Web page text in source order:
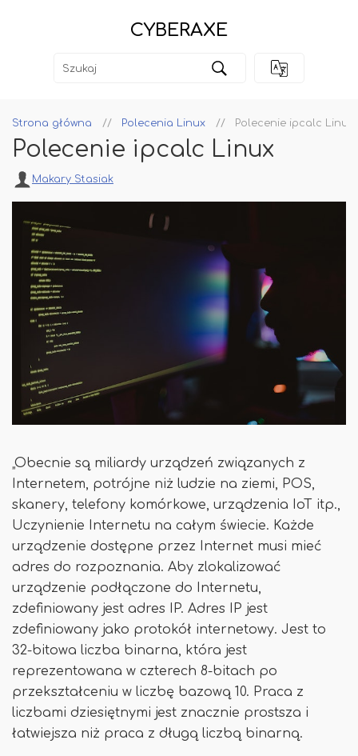
CYBERAXE
Strona główna Polecenia Linux Polecenie ipcalc Linux
Polecenie ipcalc Linux
Makary Stasiak
„Obecnie są miliardy urządzeń związanych z
Internetem, potrójne niż ludzie na ziemi, POS,
skanery, telefony komórkowe, urządzenia IoT itp.,
Uczynienie Internetu na całym świecie. Każde
urządzenie dostępne przez Internet musi mieć
adres do rozpoznania. Aby zlokalizować
urządzenie podłączone do Internetu,
zdefiniowany jest adres IP. Adres IP jest
zdefiniowany jako protokół internetowy. Jest to
32-bitowa liczba binarna, która jest
reprezentowana w czterech 8-bitach po
przekształceniu w liczbę bazową 10. Praca z
liczbami dziesiętnymi jest znacznie prostsza i
łatwiejsza niż praca z długą liczbą binarną.